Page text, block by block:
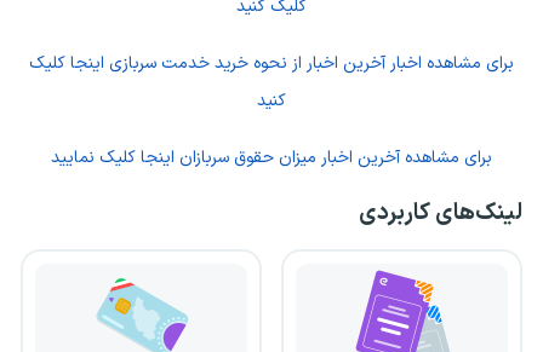
کلیک کنید
برای مشاهده اخبار آخرین اخبار از نحوه خرید خدمت سربازی اینجا کلیک
کنید
برای مشاهده آخرین اخبار میزان حقوق سربازان اینجا کلیک نمایید
لینک‌های کاربردی